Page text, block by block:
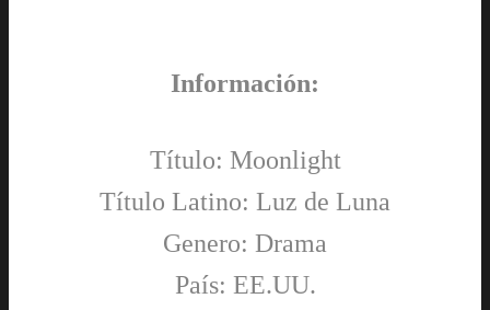
Información:
Título: Moonlight
Título Latino: Luz de Luna
Genero: Drama
País: EE.UU.